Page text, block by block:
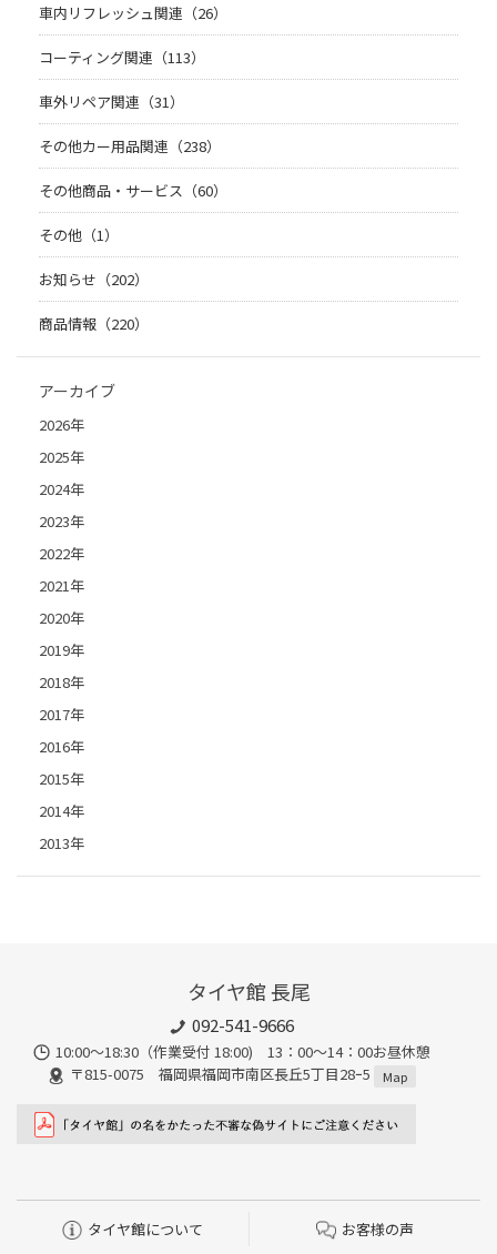
車内リフレッシュ関連（26）
コーティング関連（113）
車外リペア関連（31）
その他カー用品関連（238）
その他商品・サービス（60）
その他（1）
お知らせ（202）
商品情報（220）
アーカイブ
2026年
2025年
2024年
2023年
2022年
2021年
2020年
2019年
2018年
2017年
2016年
2015年
2014年
2013年
タイヤ館 長尾
092-541-9666
10:00～18:30（作業受付 18:00) 13：00～14：00お昼休憩
〒815-0075 福岡県福岡市南区長丘5丁目28ｰ5
Map
タイヤ館について お客様の声